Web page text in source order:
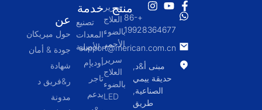
+86-
19928364677
support@merican.com.cn
مبنى أ&د,
حديقة ييمي
الصناعية,
طريق
منتج
سرير
العلاج
بالضوء
الأحمر
سرير
العلاج
بالضوء
LED
خدمة
تصنيع
المعدات
الأصلية
أوديإم
تاجر
يدعم
عن
حول ميريكان
جودة & أمان
شهادة
ر&فريق د
مدونة